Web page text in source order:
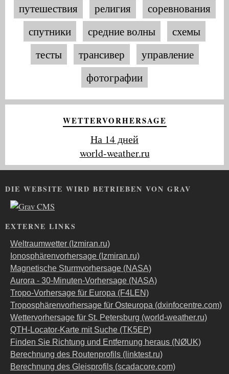
путешествия
религия
соревнования
спутники
средние волны
схемы
тесты
трансивер
управление
фотографии
WETTERVORHERSAGE
На 14 дней
world-weather.ru
DIE WEBSITE WIRD BETRIEBEN VON GRAV
EXTERNE LINKS
Weltraumwetter (Izmiran.ru)
Ionosphärenvorhersage (Izmiran.ru)
Magnetische Sturmvorhersage (NASA)
Aurora - 30-Minuten-Vorhersage (NASA)
Tropo-Vorhersage für Europa (F4LEN)
Troposphärenvorhersage für Osteuropa (dxinfocentre.com)
Wettervorhersage für St. Petersburg (world-weather.ru)
QTH-Locator-Karte mit Suche (TK5EP)
Finden Sie Richtung und Entfernung heraus (NØUK)
Berechnung des Routenprofils (linktest.ru)
Berechnung des Gleisprofils (scadacore.com)